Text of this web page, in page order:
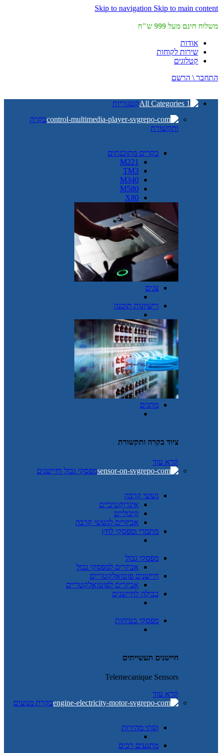
Skip to navigation Skip to main content
משלוח חינם מעל 999 ש"ח
אודות
שירות לקוחות
קטלוגים
התחבר \ הרשם
קטגוריות
בקרה
ותקשורת
בקרים מתוכנתים
M221
TM3
M340
M580
X80
צגים
רישיונות תוכנה
מתגים
ציוד בקרה ותקשורת
קרא עוד
מפסקי גבול וחיישנים
גששי קרבה
אינדוקטיביים
קיבוליים
אביזרים לגששי קרבה
מתמרי ומפסקי לחץ
מפסקי גבול
אביזרים למפסקי גבול
חיישנים פוטואלקטריים
אביזרים לפוטואלקטריים
כבילה לחיישנים
מפסקי בטיחות
חיישנים תעשייתים
Telemecanique Sensors
קרא עוד
בקרת מנועים
וסתי מהירות
מתנעים רכים